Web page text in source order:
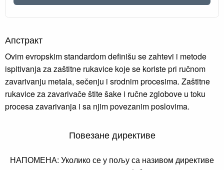
Апстракт
Ovim evropskim standardom definišu se zahtevi i metode
ispitivanja za zaštitne rukavice koje se koriste pri ručnom
zavarivanju metala, sečenju i srodnim procesima. Zaštitne
rukavice za zavarivače štite šake i ručne zglobove u toku
procesa zavarivanja i sa njim povezanim poslovima.
Повезане директиве
НАПОМЕНА: Уколико се у пољу са називом директиве